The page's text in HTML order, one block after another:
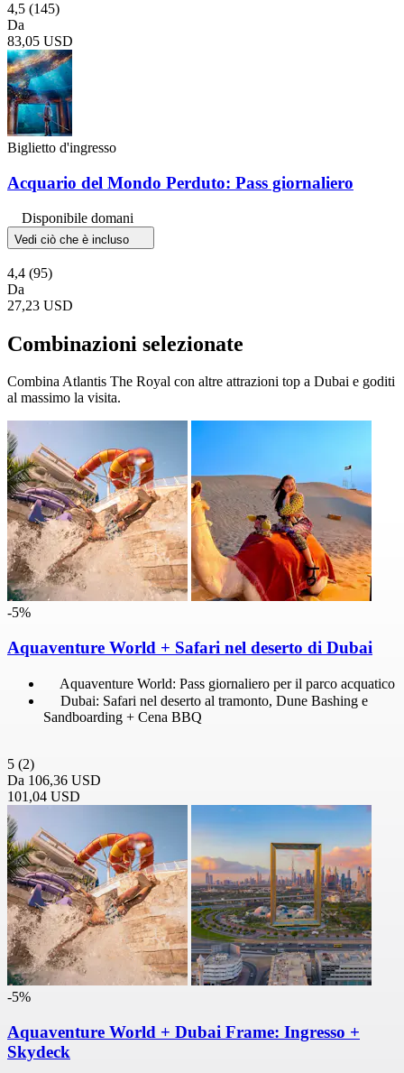
4,5 (145)
Da
83,05 USD
Biglietto d'ingresso
Acquario del Mondo Perduto: Pass giornaliero
Disponibile domani
Vedi ciò che è incluso
4,4 (95)
Da
27,23 USD
Combinazioni selezionate
Combina Atlantis The Royal con altre attrazioni top a Dubai e goditi
al massimo la visita.
-5%
Aquaventure World + Safari nel deserto di Dubai
Aquaventure World: Pass giornaliero per il parco acquatico
Dubai: Safari nel deserto al tramonto, Dune Bashing e
Sandboarding + Cena BBQ
5 (2)
Da 106,36 USD
101,04 USD
-5%
Aquaventure World + Dubai Frame: Ingresso +
Skydeck